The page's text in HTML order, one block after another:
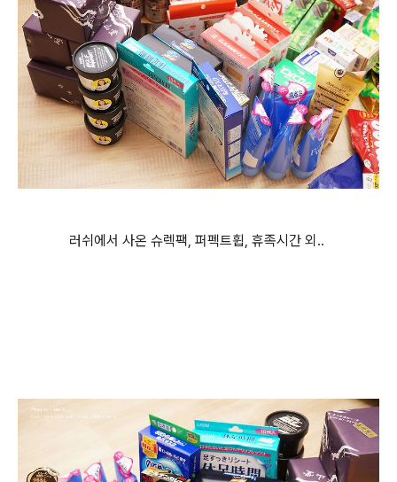
러쉬에서 사온 슈렉팩, 퍼펙트휩, 휴족시간 외..